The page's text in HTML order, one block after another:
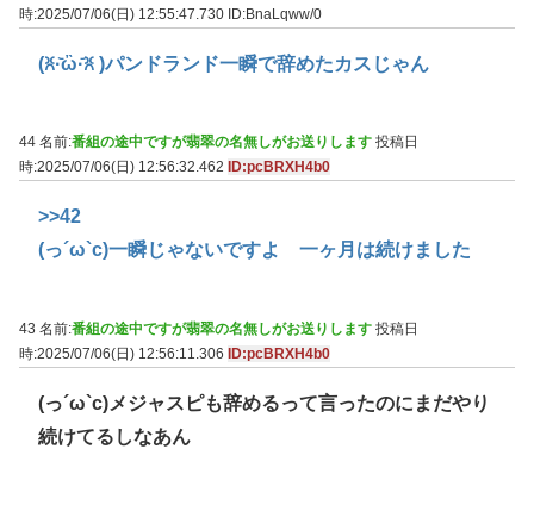
時:2025/07/06(日) 12:55:47.730 ID:BnaLqww/0
(ꐦ·᷅ὢ·᷄ꐦ )パンドランド一瞬で辞めたカスじゃん
44 名前:番組の途中ですが翡翠の名無しがお送りします 投稿日
時:2025/07/06(日) 12:56:32.462
ID:pcBRXH4b0
>>42
(っ´ω`c)一瞬じゃないですよ 一ヶ月は続けました
43 名前:番組の途中ですが翡翠の名無しがお送りします 投稿日
時:2025/07/06(日) 12:56:11.306 ID:pcBRXH4b0
(っ´ω`c)メジャスピも辞めるって言ったのにまだやり
続けてるしなあん